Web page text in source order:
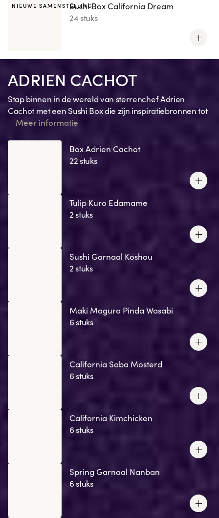
NIEUWE SAMENSTELLINGSushi Box California Dream
24 stuks
ADRIEN CACHOT
Stap binnen in de wereld van sterrenchef Adrien
Cachot met een Sushi Box die zijn inspiratiebronnen tot
leven brengt. Elke creatie weerspiegelt een
favoriete recepten of een kenmerkend ingrediënt.
Meer informatie
Box Adrien Cachot
22 stuks
Tulip Kuro Edamame
2 stuks
Sushi Garnaal Koshou
2 stuks
Maki Maguro Pinda Wasabi
6 stuks
California Saba Mosterd
6 stuks
California Kimchicken
6 stuks
Spring Garnaal Nanban
6 stuks